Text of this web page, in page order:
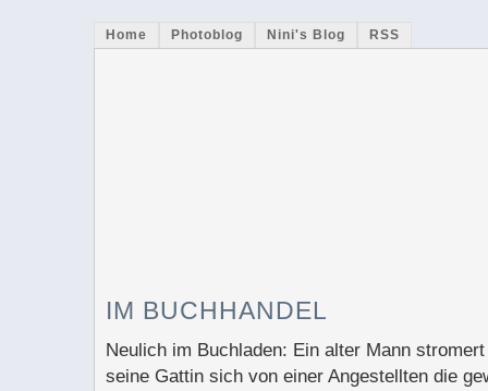
Home Photoblog Nini's Blog RSS
IM BUCHHANDEL
Neulich im Buchladen: Ein alter Mann
seine Gattin sich von einer Angestellten die